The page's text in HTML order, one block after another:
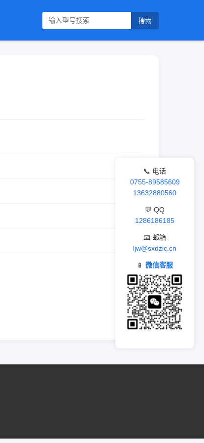
搜索
📞 电话
0755-89585609
13632880560
💬 QQ
1286186185
📧 邮箱
ljw@sxdzic.cn
📱 微信客服